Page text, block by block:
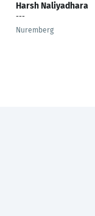
Harsh Naliyadhara
---
Nuremberg